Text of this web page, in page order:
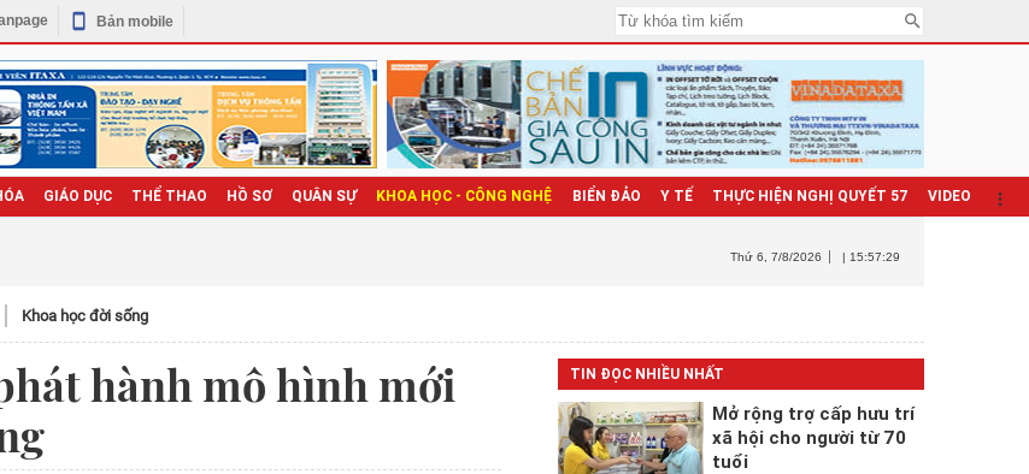
Bản mobile
GIÁO DỤC THỂ THAO HỒ SƠ QUÂN SỰ KHOA HỌC - CÔNG NGHỆ BIỂN ĐẢO Y TẾ THỰC HIỆN NGHỊ QUYẾT 57 VIDEO
Thứ 6 , 7/8/2026 | 15:57:31
Khoa học đời sống
hành mô hình mới
TIN ĐỌC NHIỀU NHẤT
Mở rộng trợ cấp hưu trí
xã hội cho người từ 70
tuổi